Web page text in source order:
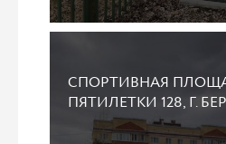
СПОРТИВНАЯ
ПЯТИЛЕТКИ 128, Г.